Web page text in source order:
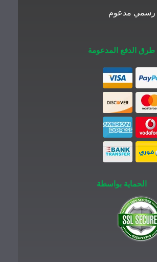
رسمي مدعوم
طرق الدفع المدعومة
الحماية بواسطة